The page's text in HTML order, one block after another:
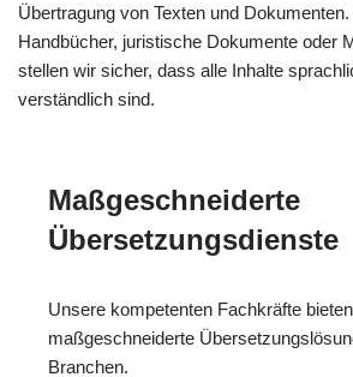
Übertragung von Texten und
Handbücher, juristische Dokumente oder
stellen wir sicher, dass alle Inhalte
verständlich sind.
Maßgeschneiderte
Übersetzungsdienste
Unsere kompetenten Fachkräfte bieten
maßgeschneiderte
Branchen.